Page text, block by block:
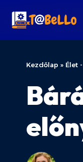
Kezdőlap » Élet